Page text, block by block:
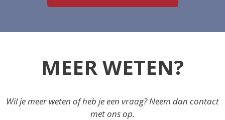
MEER WETEN?
Wil je meer weten of heb je een vraag? Neem dan contact
met ons op.